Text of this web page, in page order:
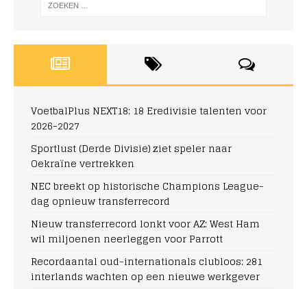
VoetbalPlus NEXT18: 18 Eredivisie talenten voor
2026-2027
Sportlust (Derde Divisie) ziet speler naar
Oekraïne vertrekken
NEC breekt op historische Champions League-
dag opnieuw transferrecord
Nieuw transferrecord lonkt voor AZ: West Ham
wil miljoenen neerleggen voor Parrott
Recordaantal oud-internationals clubloos: 281
interlands wachten op een nieuwe werkgever